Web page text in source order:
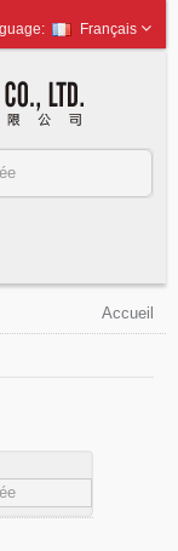
Français
Accueil